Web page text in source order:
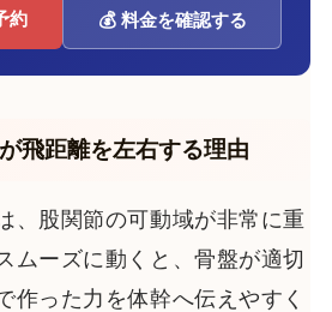
約 💰 料金を確認する
飛距離を左右する理由
、股関節の可動域が非常に重
ムーズに動くと、骨盤が適切
作った力を体幹へ伝えやすく